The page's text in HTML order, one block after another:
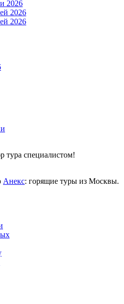
2026
2026
2026
тура специалистом!
Анекс: горящие туры из Москвы.